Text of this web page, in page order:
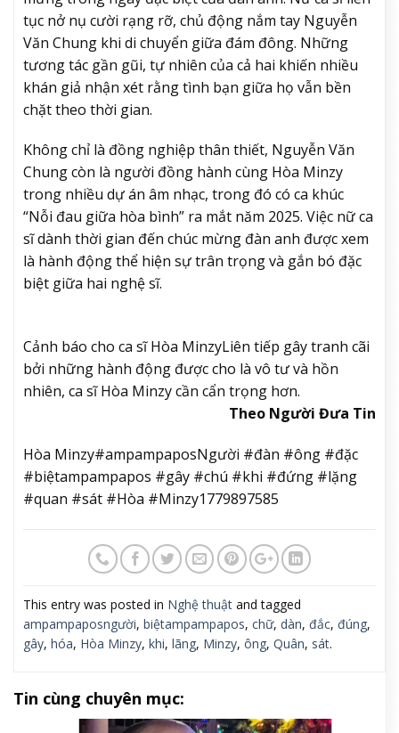
tục nở nụ cười rạng rỡ, chủ động nắm tay Nguyễn
Văn Chung khi di chuyển giữa đám đông. Những
tương tác gần gũi, tự nhiên của cả hai khiến nhiều
khán giả nhận xét rằng tình bạn giữa họ vẫn bền
chặt theo thời gian.
Không chỉ là đồng nghiệp thân thiết, Nguyễn Văn
Chung còn là người đồng hành cùng Hòa Minzy
trong nhiều dự án âm nhạc, trong đó có ca khúc
“Nỗi đau giữa hòa bình” ra mắt năm 2025. Việc nữ ca
sĩ dành thời gian đến chúc mừng đàn anh được xem
là hành động thể hiện sự trân trọng và gắn bó đặc
biệt giữa hai nghệ sĩ.
Cảnh báo cho ca sĩ Hòa MinzyLiên tiếp gây tranh cãi
bởi những hành động được cho là vô tư và hồn
nhiên, ca sĩ Hòa Minzy cần cẩn trọng hơn.
Theo Người Đưa Tin
Hòa Minzy#ampampaposNgười #đàn #ông #đặc
#biệtampampapos #gây #chú #khi #đứng #lặng
#quan #sát #Hòa #Minzy1779897585
This entry was posted in Nghệ thuật and tagged
ampampaposngười, biệtampampapos, chữ, dàn, đắc, đúng,
gây, hóa, Hòa Minzy, khi, lãng, Minzy, ông, Quân, sát.
Tin cùng chuyên mục: